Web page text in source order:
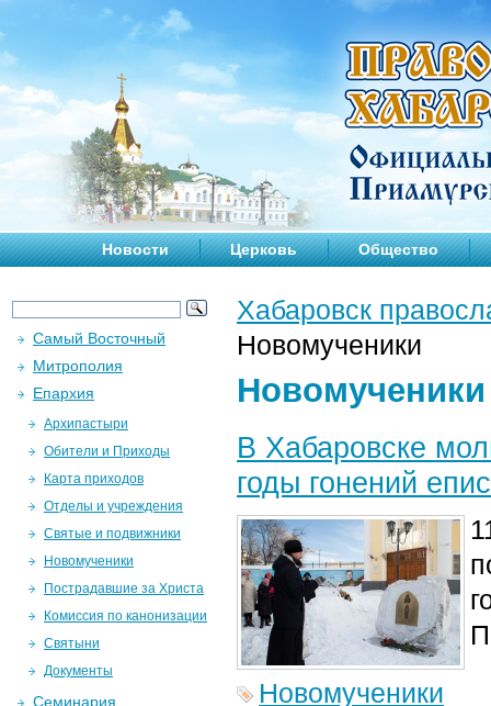
Новости Церковь Общество
Хабаровск
Новомученики
Новомученики
В Хабаровске
годы гонений
Новомученики
Самый Восточный
Митрополия
Епархия
Архипастыри
Обители и Приходы
Карта приходов
Отделы и учреждения
Святые и подвижники
Новомученики
Пострадавшие за Христа
Комиссия по канонизации
Святыни
Документы
Семинария